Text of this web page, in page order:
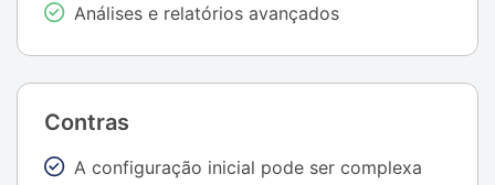
Análises e relatórios avançados
Contras
A configuração inicial pode ser complexa